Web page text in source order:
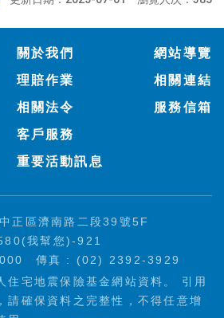
關於我們
理賠作業
相關法令
客戶服務
重要活動訊息
網站導覽
相關連結
服務信箱
正區濟南路二段39號5F
我幫您)-921
傳真 : (02) 2392-3929
住宅地震保險基金網站資料。 引用
請確保資料之完整性，不得任意增